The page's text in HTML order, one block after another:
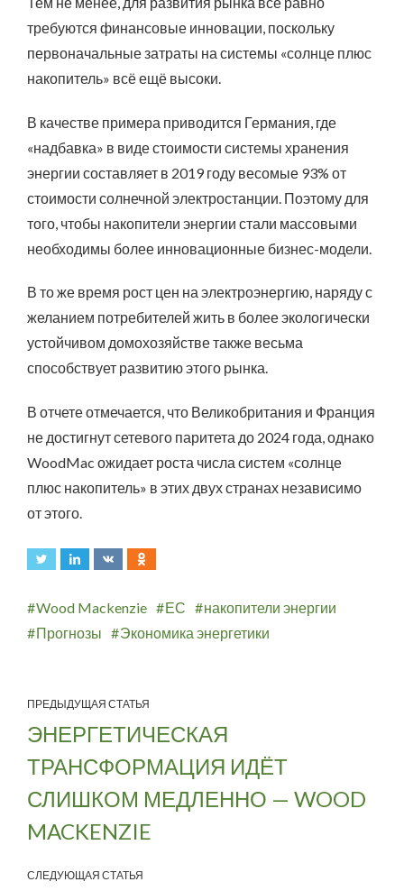
требуются финансовые инновации, поскольку
первоначальные затраты на системы «солнце плюс
накопитель» всё ещё высоки.
В качестве примера приводится Германия, где
«надбавка» в виде стоимости системы хранения
энергии составляет в 2019 году весомые 93% от
стоимости солнечной электростанции. Поэтому для
того, чтобы накопители энергии стали массовыми
необходимы более инновационные бизнес-модели.
В то же время рост цен на электроэнергию, наряду с
желанием потребителей жить в более экологически
устойчивом домохозяйстве также весьма
способствует развитию этого рынка.
В отчете отмечается, что Великобритания и Франция
не достигнут сетевого паритета до 2024 года, однако
WoodMac ожидает роста числа систем «солнце
плюс накопитель» в этих двух странах независимо
от этого.
Wood Mackenzie ЕС
накопители энергии
Прогнозы
Экономика энергетики
ПРЕДЫДУЩАЯ СТАТЬЯ
ЭНЕРГЕТИЧЕСКАЯ
ТРАНСФОРМАЦИЯ ИДЁТ
СЛИШКОМ МЕДЛЕННО — WOOD
MACKENZIE
СЛЕДУЮЩАЯ СТАТЬЯ